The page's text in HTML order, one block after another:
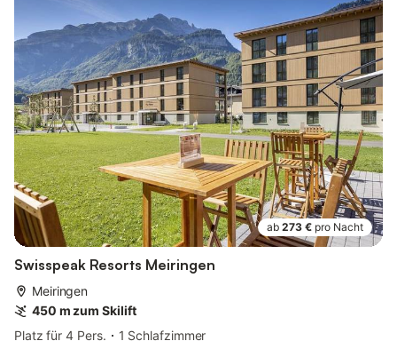
ab 273 € pro Nacht
Swisspeak Resorts Meiringen
Meiringen
450 m zum Skilift
Platz für 4 Pers.
1 Schlafzimmer